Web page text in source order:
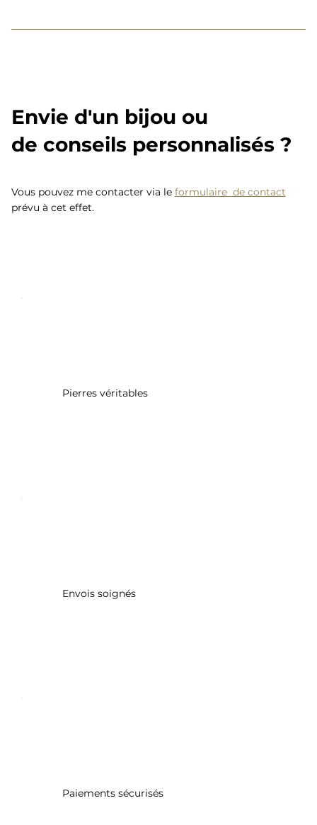
Envie d'un bijou ou
de conseils personnalisés ?
Vous pouvez me contacter via le formulaire de contact
prévu à cet effet.
Pierres véritables
Envois soignés
Paiements sécurisés